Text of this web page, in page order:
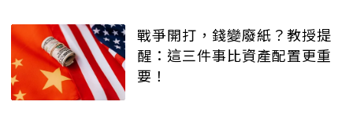
戰爭開打，錢變廢紙？教授提
醒：這三件事比資產配置更重
要！